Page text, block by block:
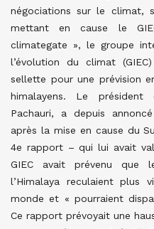
négociations sur le climat,
mettant en cause le
climategate », le groupe
l’évolution du climat
sellette pour une prévision
himalayens. Le président
Pachauri, a depuis
après la mise en cause du
4e rapport – qui lui avait
GIEC avait prévenu que
l’Himalaya reculaient plus
monde et « pourraient
Ce rapport prévoyait une